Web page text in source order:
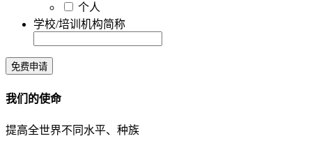
个人
学校/培训机构简称
免费申请
我们的使命
提高全世界不同水平、种族